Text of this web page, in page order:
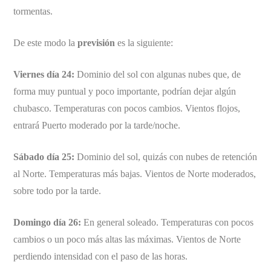
tormentas.
De este modo laprevisión es la siguiente:
Viernes día 24: Dominio del sol con algunas nubes que, de
forma muy puntual y poco importante, podrían dejar algún
chubasco. Temperaturas con pocos cambios. Vientos flojos,
entrará Puerto moderado por la tarde/noche.
Sábado día 25: Dominio del sol, quizás con nubes de retención
al Norte. Temperaturas más bajas. Vientos de Norte moderados,
sobre todo por la tarde.
Domingo día 26: En general soleado. Temperaturas con pocos
cambios o un poco más altas las máximas. Vientos de Norte
perdiendo intensidad con el paso de las horas.